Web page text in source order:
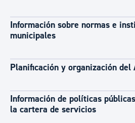
Información sobre normas e
municipales
Planificación y organización del
Información de políticas
la cartera de servicios